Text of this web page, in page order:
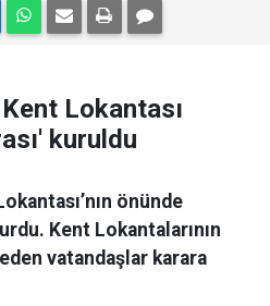
Lokantası
kuruldu
önünde
Kent Lokantalarının
vatandaşlar karara